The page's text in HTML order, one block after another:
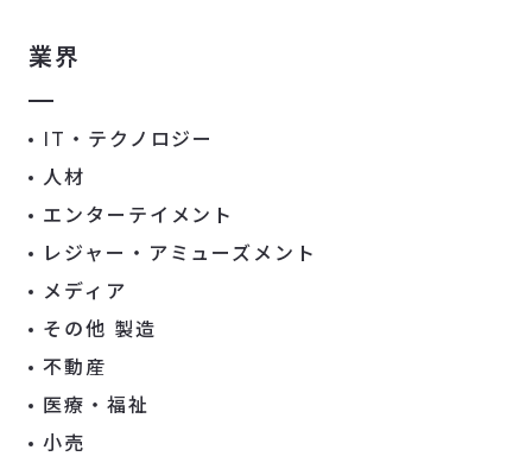
業界
IT・テクノロジー
人材
エンターテイメント
レジャー・アミューズメント
メディア
その他 製造
不動産
医療・福祉
小売